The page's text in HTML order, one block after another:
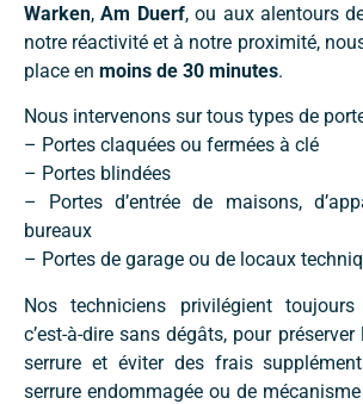
Warken,Am Duerf, ou aux alentours
notre réactivité et à notre proximité,
place en moins de 30 minutes.
Nous intervenons sur tous types de
– Portes claquées ou fermées à clé
– Portes blindées
– Portes d’entrée de maisons,
bureaux
– Portes de garage ou de locaux
Nos techniciens privilégient toujours
c’est-à-dire sans dégâts, pour préserver
serrure et éviter des frais
serrure endommagée ou de